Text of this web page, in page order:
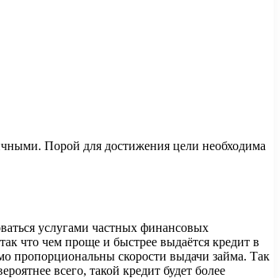
Порой для достижения цели необходима
услугами частных финансовых
что чем проще и быстрее выдаётся кредит в
пропорциональны скорости выдачи займа. Так
всего, такой кредит будет более